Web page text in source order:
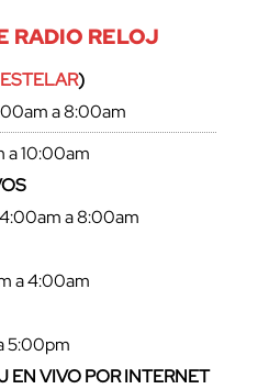
RADIO RELOJ
)
a 8:00am
a 10:00am
a 8:00am
a 4:00am
5:00pm
EN VIVO POR INTERNET